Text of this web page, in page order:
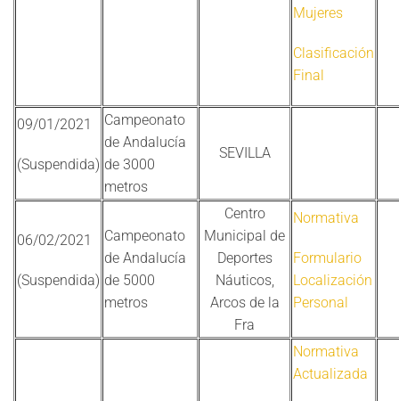
Mujeres
Clasificación
Final
09/01/2021
(Suspendida)
Campeonato
de Andalucía
de 3000
metros
SEVILLA
06/02/2021
(Suspendida)
Campeonato
de Andalucía
de 5000
metros
Centro
Municipal de
Deportes
Náuticos,
Arcos de la
Fra
Normativa
Formulario
Localización
Personal
Normativa
Actualizada